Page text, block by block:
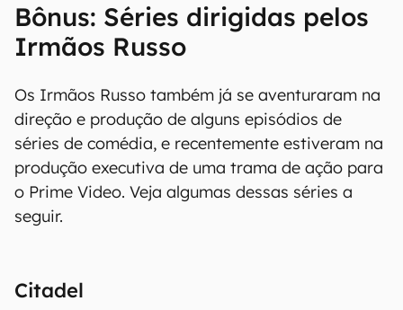
Bônus: Séries dirigidas pelos
Irmãos Russo
Os Irmãos Russo também já se aventuraram na
direção e produção de alguns episódios de
séries de comédia, e recentemente estiveram na
produção executiva de uma trama de ação para
o Prime Video. Veja algumas dessas séries a
seguir.
Citadel